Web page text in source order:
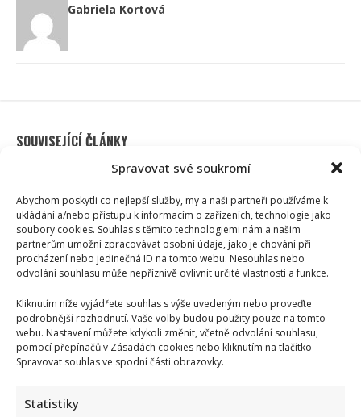
Spravovat své soukromí
Abychom poskytli co nejlepší služby, my a naši partneři používáme k
ukládání a/nebo přístupu k informacím o zařízeních, technologie jako
soubory cookies. Souhlas s těmito technologiemi nám a našim
partnerům umožní zpracovávat osobní údaje, jako je chování při
procházení nebo jedinečná ID na tomto webu. Nesouhlas nebo
odvolání souhlasu může nepříznivě ovlivnit určité vlastnosti a funkce.
Kliknutím níže vyjádřete souhlas s výše uvedeným nebo proveďte
podrobnější rozhodnutí. Vaše volby budou použity pouze na tomto
webu. Nastavení můžete kdykoli změnit, včetně odvolání souhlasu,
pomocí přepínačů v Zásadách cookies nebo kliknutím na tlačítko
Spravovat souhlas ve spodní části obrazovky.
Statistiky
Gabriela Kortová
SOUVISEJÍCÍ ČLÁNKY
Celebrity
Petr Fiala poslal pozdrav z dovolené v Itálii: Fotka s